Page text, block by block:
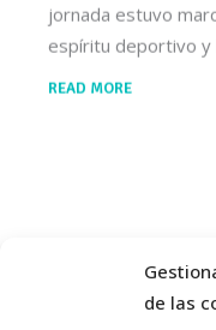
de las
jornada estuvo
espíritu deportivo y
READ MORE